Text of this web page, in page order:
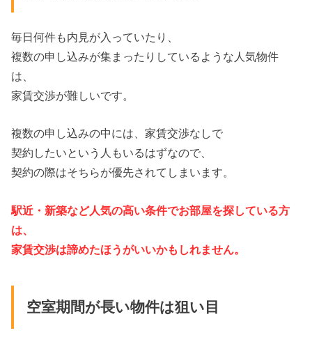
毎日何件も内見が入っていたり、
複数の申し込みが集まったりしているような人気物件
は、
家賃交渉が難しいです。
複数の申し込みの中には、家賃交渉なしで
契約したいという人もいるはずなので、
契約の際はそちらが優先されてしまいます。
駅近・新築など人気の高い条件でお部屋を探している方
は、
家賃交渉は諦めたほうがいいかもしれません。
空室期間が長い物件は狙い目